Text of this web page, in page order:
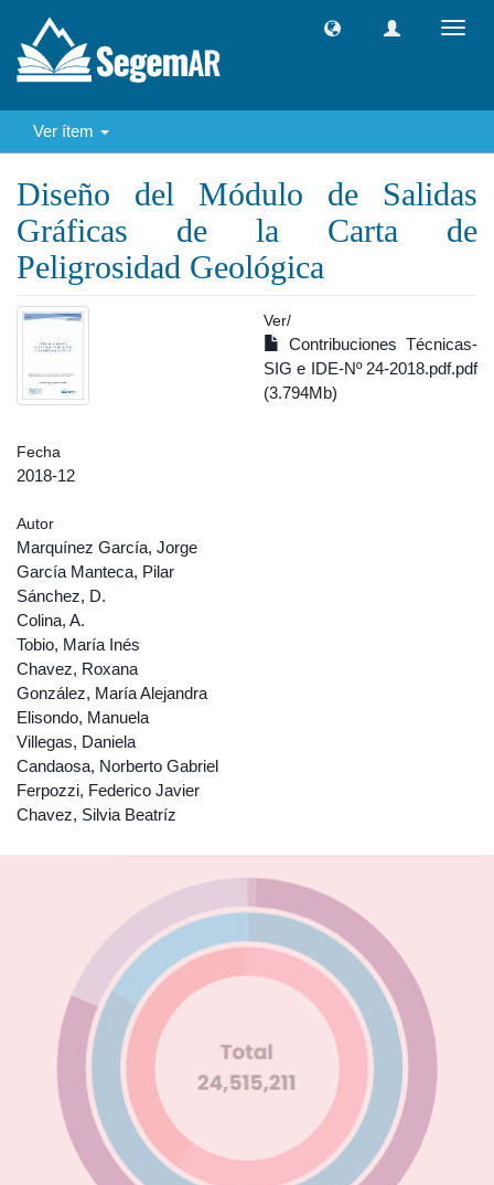
Ver ítem
Diseño del Módulo de Salidas
Gráficas de la Carta de
Peligrosidad Geológica
Ver/
Contribuciones Técnicas-
SIG e IDE-Nº 24-2018.pdf.pdf
(3.794Mb)
Fecha
2018-12
Autor
Marquínez García, Jorge
García Manteca, Pilar
Sánchez, D.
Colina, A.
Tobio, María Inés
Chavez, Roxana
González, María Alejandra
Elisondo, Manuela
Villegas, Daniela
Candaosa, Norberto Gabriel
Ferpozzi, Federico Javier
Chavez, Silvia Beatríz